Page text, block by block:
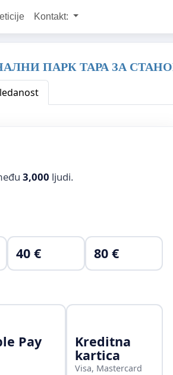
Kontakt:
ПАРК ТАРА ЗА
3,000 ljudi.
40 € 80 €
Pay Kreditna
kartica
Visa, Mastercard